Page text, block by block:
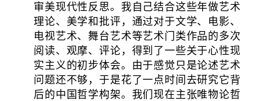
审美现代性反思。我自己结合这些年做艺术
理论、美学和批评，通过对于文学、电影、
电视艺术、舞台艺术等艺术门类作品的多次
阅读、观摩、评论，得到了一些关于心性现
实主义的初步体会。由于感觉只是论述艺术
问题还不够，于是花了一点时间去研究它背
后的中国哲学构架。我们现在主张唯物论哲